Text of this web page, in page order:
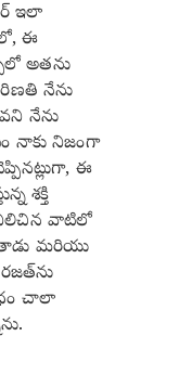
ఇలా
ఈ
అతను
నేను
నేను
నాకు నిజంగా
ఈ
శక్తి
వాటిలో
మరియు
చాలా